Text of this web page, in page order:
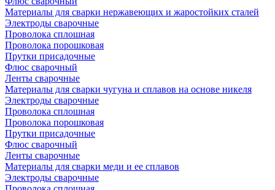
Материалы для сварки нержавеющих и жаростойких сталей
Электроды сварочные
Проволока сплошная
Проволока порошковая
Прутки присадочные
Флюс сварочный
Ленты сварочные
Материалы для сварки чугуна и сплавов на основе никеля
Электроды сварочные
Проволока сплошная
Проволока порошковая
Прутки присадочные
Флюс сварочный
Ленты сварочные
Материалы для сварки меди и ее сплавов
Электроды сварочные